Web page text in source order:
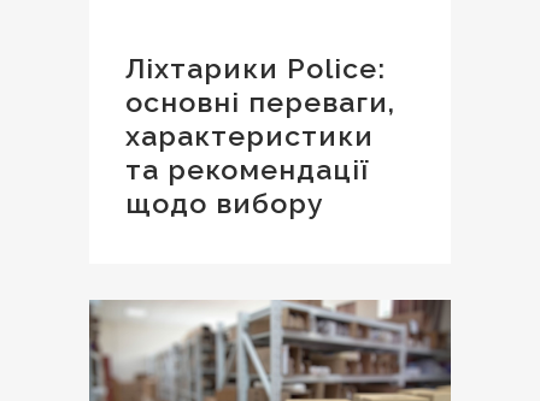
Ліхтарики Police:
основні переваги,
характеристики
та рекомендації
щодо вибору